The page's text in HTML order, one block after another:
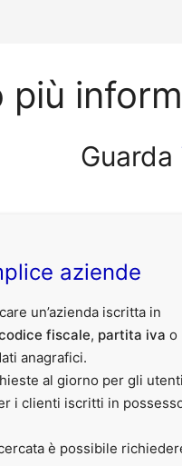
Guarda
aziende
un’azienda iscritta in
fiscale, partita iva o
anagrafici.
al giorno per gli utenti
i clienti iscritti in
è possibile